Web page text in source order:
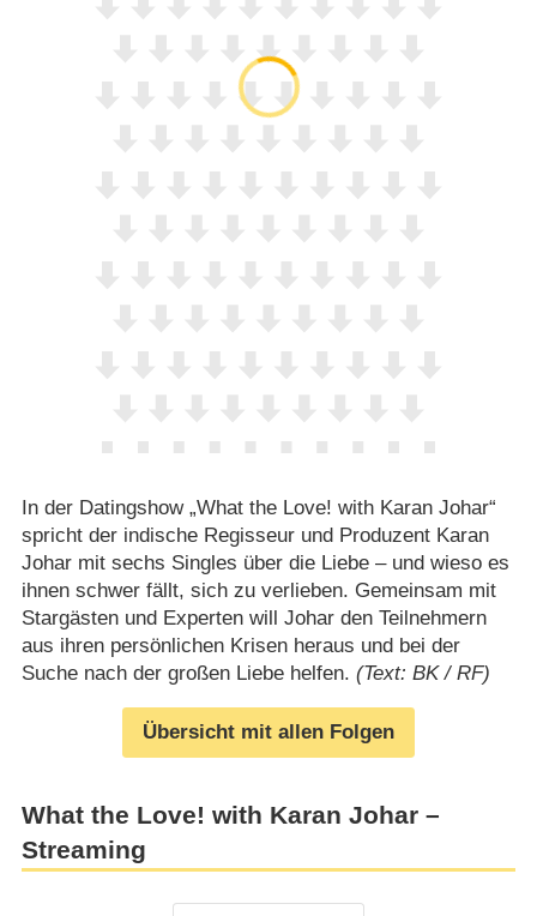
In der Datingshow „What the Love! with Karan Johar“
spricht der indische Regisseur und Produzent Karan
Johar mit sechs Singles über die Liebe – und wieso es
ihnen schwer fällt, sich zu verlieben. Gemeinsam mit
Stargästen und Experten will Johar den Teilnehmern
aus ihren persönlichen Krisen heraus und bei der
Suche nach der großen Liebe helfen. (Text: BK / RF)
Übersicht mit allen Folgen
What the Love! with Karan Johar –
Streaming